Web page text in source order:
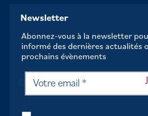
Newsletter
Abonnez-vous à la newsletter
informé des dernières actualités
prochains évènements